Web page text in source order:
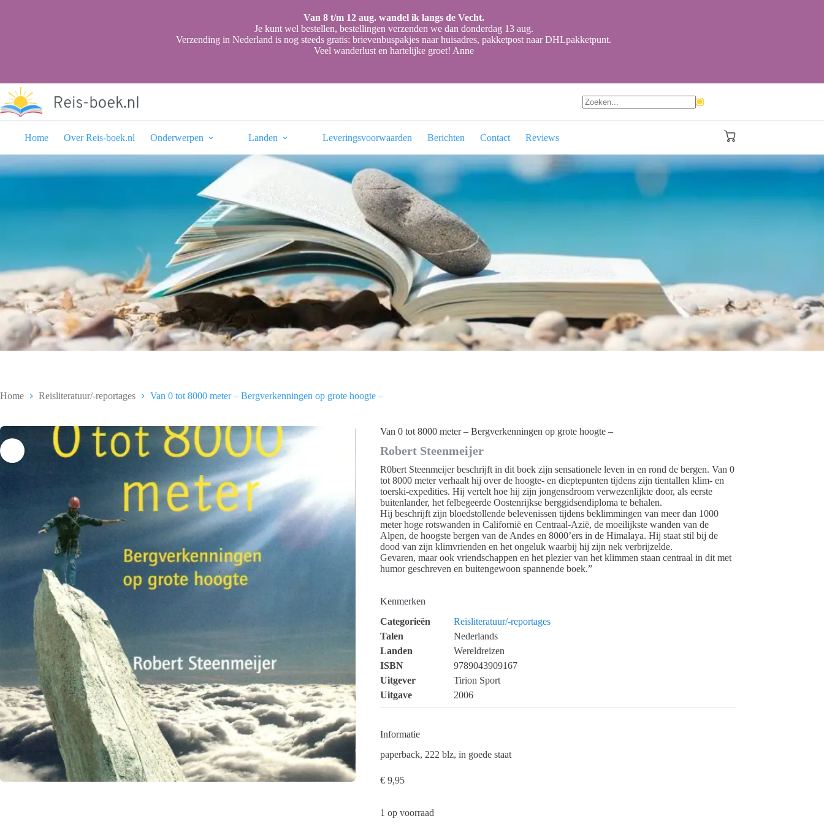
Van 8 t/m 12 aug. wandel ik langs de Vecht.
Je kunt wel bestellen, bestellingen verzenden we dan donderdag 13 aug.
Verzending in Nederland is nog steeds gratis: brievenbuspakjes naar huisadres, pakketpost naar DHLpakketpunt.
Veel wanderlust en hartelijke groet! Anne
Home
Over Reis-boek.nl Onderwerpen Landen Leveringsvoorwaarden Berichten Contact Reviews Winkelwagen
Home Reisliteratuur/-reportages Van 0 tot 8000 meter – Bergverkenningen op grote hoogte –
Van 0 tot 8000 meter – Bergverkenningen op grote hoogte –
Robert Steenmeijer
R0bert Steenmeijer beschrijft in dit boek zijn sensationele leven in en rond de bergen. Van 0
tot 8000 meter verhaalt hij over de hoogte- en dieptepunten tijdens zijn tientallen klim- en
toerski-expedities. Hij vertelt hoe hij zijn jongensdroom verwezenlijkte door, als eerste
buitenlander, het felbegeerde Oostenrijkse berggidsendiploma te behalen.
Hij beschrijft zijn bloedstollende belevenissen tijdens beklimmingen van meer dan 1000
meter hoge rotswanden in Californië en Centraal-Azië, de moeilijkste wanden van de
Alpen, de hoogste bergen van de Andes en 8000’ers in de Himalaya. Hij staat stil bij de
dood van zijn klimvrienden en het ongeluk waarbij hij zijn nek verbrijzelde.
Gevaren, maar ook vriendschappen en het plezier van het klimmen staan centraal in dit met
humor geschreven en buitengewoon spannende boek.”
Kenmerken
Categorieën
Reisliteratuur/-reportages
Talen
Nederlands
Landen
Wereldreizen
ISBN
9789043909167
Uitgever
Tirion Sport
Uitgave
2006
Informatie
paperback, 222 blz, in goede staat
€ 9,95
1 op voorraad